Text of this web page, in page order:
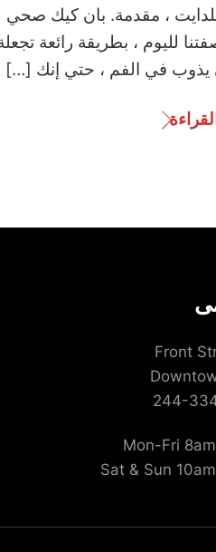
، مقدمة. بان كيك صحي
لليوم ، بطريقة رائعة
في الفم ، حتي إنك […]
244-
Mon-Fri
Sat & Sun